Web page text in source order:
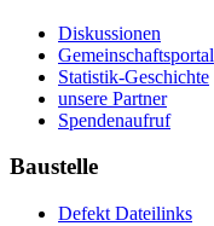
Diskussionen
Gemeinschaftsportal
Statistik-Geschichte
unsere Partner
Spendenaufruf
Baustelle
Defekt Dateilinks